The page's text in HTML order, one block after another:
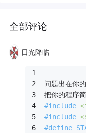
全部评论
日光降临
问题出在你
把你的程序
#include
#include
#define